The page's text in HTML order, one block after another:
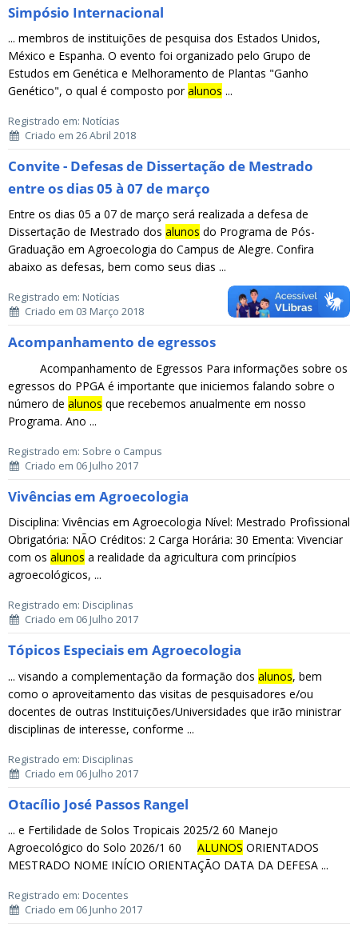
Simpósio Internacional
... membros de instituições de pesquisa dos Estados Unidos,
México e Espanha. O evento foi organizado pelo Grupo de
Estudos em Genética e Melhoramento de Plantas "Ganho
Genético", o qual é composto poralunos ...
Registrado em: Notícias
Criado em 26 Abril 2018
Convite - Defesas de Dissertação de Mestrado
entre os dias 05 à 07 de março
Entre os dias 05 a 07 de março será realizada a defesa de
Dissertação de Mestrado dos alunos do Programa de Pós-
Graduação em Agroecologia do Campus de Alegre. Confira
abaixo as defesas, bem como seus dias ...
Registrado em: Notícias
Criado em 03 Março 2018
Acompanhamento de egressos
Acompanhamento de Egressos Para informações sobre os
egressos do PPGA é importante que iniciemos falando sobre o
número de alunos que recebemos anualmente em nosso
Programa. Ano ...
Registrado em: Sobre o Campus
Criado em 06 Julho 2017
Vivências em Agroecologia
Disciplina: Vivências em Agroecologia Nível: Mestrado Profissional
Obrigatória: NÃO Créditos: 2 Carga Horária: 30 Ementa: Vivenciar
com os alunos a realidade da agricultura com princípios
agroecológicos, ...
Registrado em: Disciplinas
Criado em 06 Julho 2017
Tópicos Especiais em Agroecologia
... visando a complementação da formação dos alunos, bem
como o aproveitamento das visitas de pesquisadores e/ou
docentes de outras Instituições/Universidades que irão ministrar
disciplinas de interesse, conforme ...
Registrado em: Disciplinas
Criado em 06 Julho 2017
Otacílio José Passos Rangel
... e Fertilidade de Solos Tropicais 2025/2 60 Manejo
Agroecológico do Solo 2026/1 60 ALUNOS ORIENTADOS
MESTRADO NOME INÍCIO ORIENTAÇÃO DATA DA DEFESA ...
Registrado em: Docentes
Criado em 06 Junho 2017